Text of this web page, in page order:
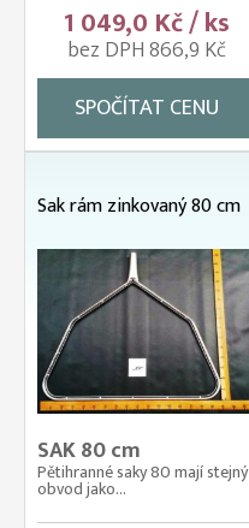
1 049,0 Kč / ks
bez DPH 866,9 Kč
SPOČÍTAT CENU
Sak rám zinkovaný 80 cm
SAK 80 cm
Pětihranné saky 80 mají stejný
obvod jako...